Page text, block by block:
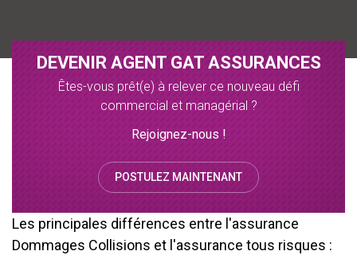
DEVENIR AGENT GAT ASSURANCES
Êtes-vous prêt(e) à relever ce nouveau défi
commercial et managérial ?
Rejoignez-nous !
POSTULEZ MAINTENANT
Les principales différences entre l'assurance
Dommages Collisions et l'assurance tous risques :